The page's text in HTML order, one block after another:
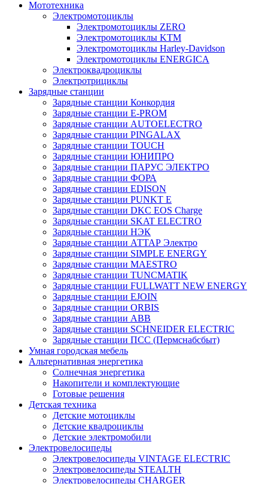
Мототехника
Электромотоциклы
Электромотоциклы ZERO
Электромотоциклы KTM
Электромотоциклы Harley-Davidson
Электромотоциклы ENERGICA
Электроквадроциклы
Электротрициклы
Зарядные станции
Зарядные станции Конкордия
Зарядные станции E-PROM
Зарядные станции AUTOELECTRO
Зарядные станции PINGALAX
Зарядные станции TOUCH
Зарядные станции ЮНИПРО
Зарядные станции ПАРУС ЭЛЕКТРО
Зарядные станции ФОРА
Зарядные станции EDISON
Зарядные станции PUNKT E
Зарядные станции DKC EOS Charge
Зарядные станции SKAT ELECTRO
Зарядные станции НЭК
Зарядные станции АТТАР Электро
Зарядные станции SIMPLE ENERGY
Зарядные станции MAESTRO
Зарядные станции TUNCMATIK
Зарядные станции FULLWATT NEW ENERGY
Зарядные станции EJOIN
Зарядные станции ORBIS
Зарядные станции ABB
Зарядные станции SCHNEIDER ELECTRIC
Зарядные станции ПСС (Пермснабсбыт)
Умная городская мебель
Альтернативная энергетика
Солнечная энергетика
Накопители и комплектующие
Готовые решения
Детская техника
Детские мотоциклы
Детские квадроциклы
Детские электромобили
Электровелосипеды
Электровелосипеды VINTAGE ELECTRIC
Электровелосипеды STEALTH
Электровелосипеды CHARGER